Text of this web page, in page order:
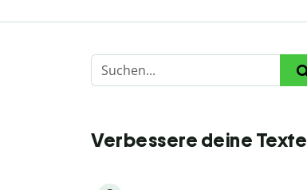
Verbessere deine Texte